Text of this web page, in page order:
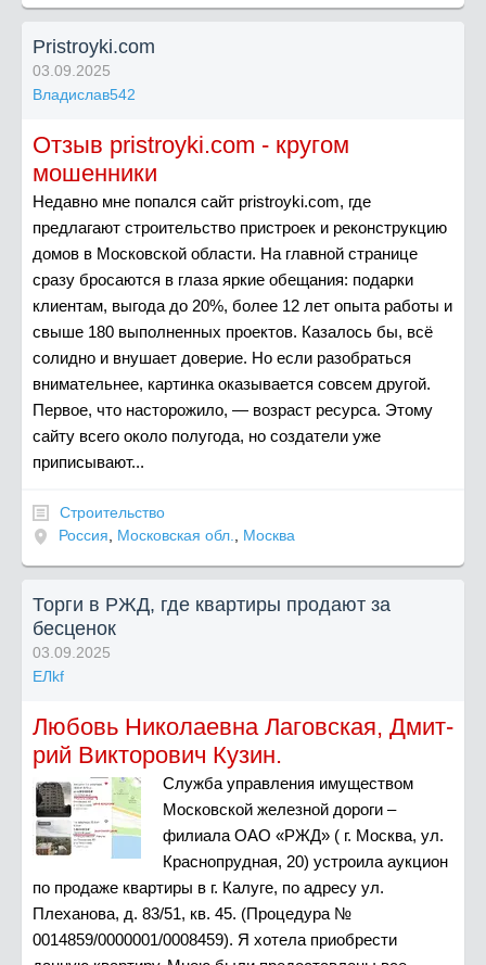
Pristroyki.com
03.09.2025
Владислав542
Отзыв pristroyki.com - кругом
мошенники
Недавно мне попался сайт pristroyki.com, где
предлагают строительство пристроек и реконструкцию
домов в Московской области. На главной странице
сразу бросаются в глаза яркие обещания: подарки
клиентам, выгода до 20%, более 12 лет опыта работы и
свыше 180 выполненных проектов. Казалось бы, всё
солидно и внушает доверие. Но если разобраться
внимательнее, картинка оказывается совсем другой.
Первое, что насторожило, — возраст ресурса. Этому
сайту всего около полугода, но создатели уже
приписывают...
Строительство
Россия, Московская обл., Москва
Торги в РЖД, где квартиры продают за
бесценок
03.09.2025
ЕЛkf
Любовь Николаевна Лаговская, Дмит­
рий Викторович Кузин.
Служба управления имуществом
Московской железной дороги –
филиала ОАО «РЖД» ( г. Москва, ул.
Краснопрудная, 20) устроила аукцион
по продаже квартиры в г. Калуге, по адресу ул.
Плеханова, д. 83/51, кв. 45. (Процедура №
0014859/0000001/0008459). Я хотела приобрести